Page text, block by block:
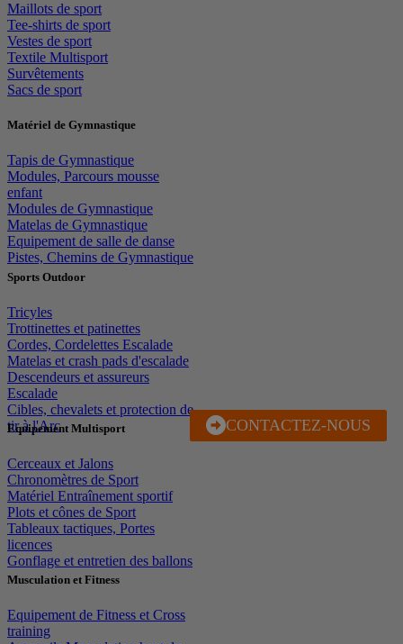
J'EN PROFITE
CONTACTEZ-NOUS
Maillots de sport
Tee-shirts de sport
Vestes de sport
Textile Multisport
Survêtements
Sacs de sport
Matériel de Gymnastique
Tapis de Gymnastique
Modules, Parcours mousse
enfant
Modules de Gymnastique
Matelas de Gymnastique
Equipement de salle de danse
Pistes, Chemins de Gymnastique
Sports Outdoor
Tricyles
Trottinettes et patinettes
Cordes, Cordelettes Escalade
Matelas et crash pads d'escalade
Descendeurs et assureurs
Escalade
Cibles, chevalets et protection de
tir à l'Arc
Equipement Multisport
Cerceaux et Jalons
Chronomètres de Sport
Matériel Entraînement sportif
Plots et cônes de Sport
Tableaux tactiques, Portes
licences
Gonflage et entretien des ballons
Musculation et Fitness
Equipement de Fitness et Cross
training